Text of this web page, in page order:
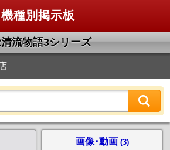
機種別掲示板
流物語3シリーズ
画像･動画 (3)